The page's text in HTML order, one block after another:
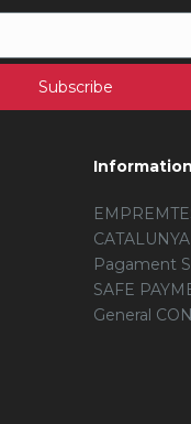
Information
CATALUNYA
Pagament
SAFE
General